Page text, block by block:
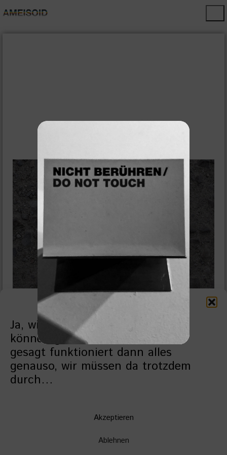
Zustimmung verwalten
Ja, wieder ein Cookie-Banner! Sie
können gerne ablehnen - ehrlich
gesagt funktioniert dann alles
genauso, wir müssen da trotzdem
durch…
Akzeptieren
Ablehnen